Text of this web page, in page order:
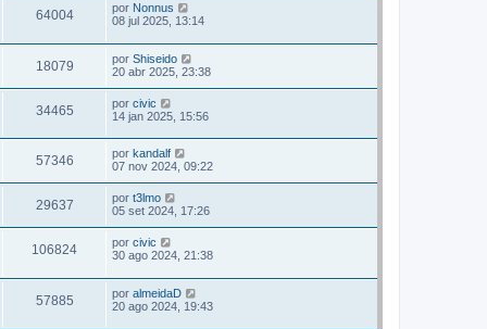
64004 por Nonnus
08 jul 2025, 13:14
18079 por Shiseido
20 abr 2025, 23:38
34465 por civic
14 jan 2025, 15:56
57346 por kandalf
07 nov 2024, 09:22
29637 por t3lmo
05 set 2024, 17:26
106824 por civic
30 ago 2024, 21:38
57885 por almeidaD
20 ago 2024, 19:43